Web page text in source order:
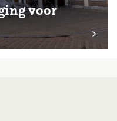
voor